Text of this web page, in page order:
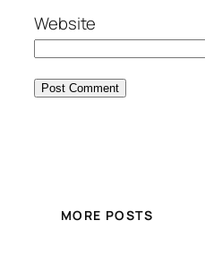
Website
MORE POSTS